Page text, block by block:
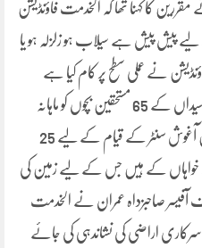
کا کہنا تھا کہ الخدمت فاؤنڈیشن
پیش پیش ہے سیلاب ہو زلزلہ ہو یا
نے عملی سطح پر کام کیا ہے
شرکاء کو بتایا گیا کہ اس وقت تحصیل کلرسیداں کے 65 مستحقین بچوں کو ماہانہ
وظائف دئیے جار ہے ہیں مستقبل میں آغوش سنٹر کے قیام کے لیے 25
خواہاں کے ہیں جس کے لیے زمین کی
صاحبزداہ عمران نے الخدمت
سرکاری اراضی کی نشاندہی کی جائے